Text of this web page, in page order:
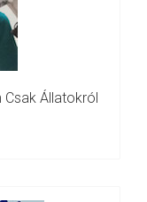
Állatokról